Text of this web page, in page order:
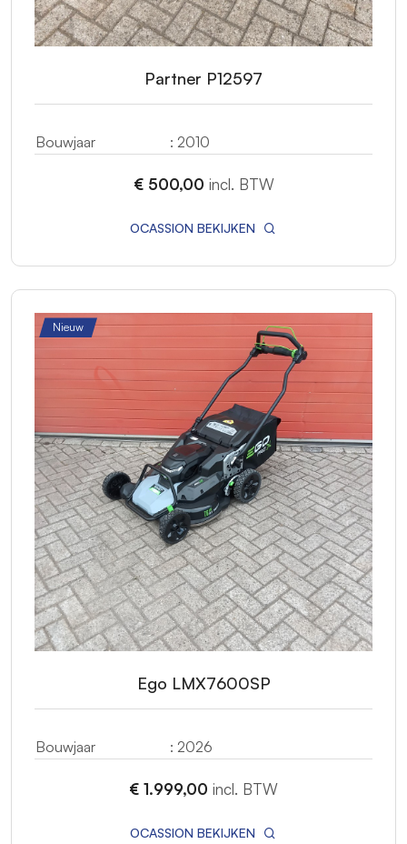
Partner P12597
Bouwjaar : 2010
€ 500,00 incl. BTW
OCASSION BEKIJKEN
Nieuw
Ego LMX7600SP
Bouwjaar : 2026
€ 1.999,00 incl. BTW
OCASSION BEKIJKEN